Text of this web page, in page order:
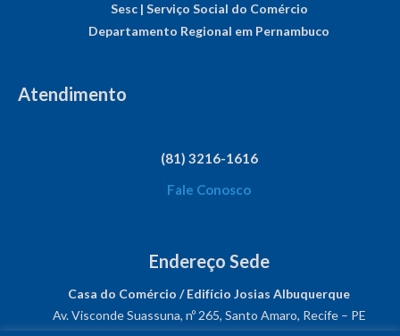
Sesc | Serviço Social do Comércio
Departamento Regional em Pernambuco
Atendimento
(81) 3216-1616
Fale Conosco
Endereço Sede
Casa do Comércio / Edifício Josias Albuquerque
Av. Visconde Suassuna, nº 265, Santo Amaro, Recife – PE